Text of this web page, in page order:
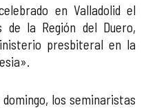
en Valladolid el
de la Región del Duero,
presbiteral en la
los seminaristas